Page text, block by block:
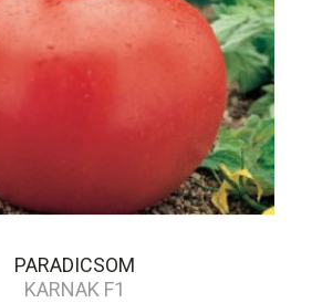
PARADICSOM
KARNAK F1